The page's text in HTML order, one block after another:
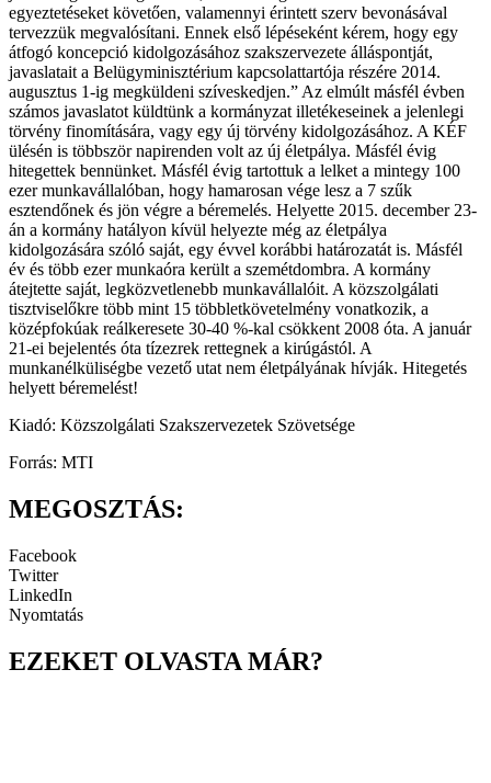
egyeztetéseket követően, valamennyi érintett szerv bevonásával
tervezzük megvalósítani. Ennek első lépéseként kérem, hogy egy
átfogó koncepció kidolgozásához szakszervezete álláspontját,
javaslatait a Belügyminisztérium kapcsolattartója részére 2014.
augusztus 1-ig megküldeni szíveskedjen.” Az elmúlt másfél évben
számos javaslatot küldtünk a kormányzat illetékeseinek a jelenlegi
törvény finomítására, vagy egy új törvény kidolgozásához. A KÉF
ülésén is többször napirenden volt az új életpálya. Másfél évig
hitegettek bennünket. Másfél évig tartottuk a lelket a mintegy 100
ezer munkavállalóban, hogy hamarosan vége lesz a 7 szűk
esztendőnek és jön végre a béremelés. Helyette 2015. december 23-
án a kormány hatályon kívül helyezte még az életpálya
kidolgozására szóló saját, egy évvel korábbi határozatát is. Másfél
év és több ezer munkaóra került a szemétdombra. A kormány
átejtette saját, legközvetlenebb munkavállalóit. A közszolgálati
tisztviselőkre több mint 15 többletkövetelmény vonatkozik, a
középfokúak reálkeresete 30-40 %-kal csökkent 2008 óta. A január
21-ei bejelentés óta tízezrek rettegnek a kirúgástól. A
munkanélküliségbe vezető utat nem életpályának hívják. Hitegetés
helyett béremelést!
Kiadó: Közszolgálati Szakszervezetek Szövetsége
Forrás: MTI
MEGOSZTÁS:
Facebook
Twitter
LinkedIn
Nyomtatás
EZEKET OLVASTA MÁR?